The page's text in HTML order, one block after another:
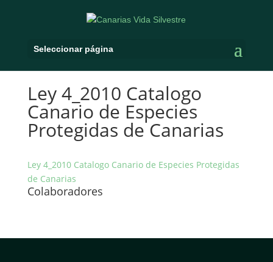
Seleccionar página
Ley 4_2010 Catalogo
Canario de Especies
Protegidas de Canarias
Ley 4_2010 Catalogo Canario de Especies Protegidas
de Canarias
Colaboradores